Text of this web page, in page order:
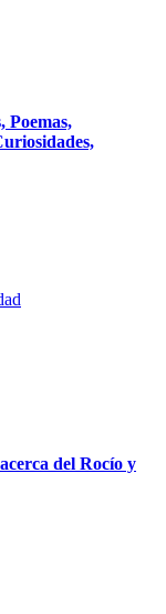
Poemas,
del Rocío y